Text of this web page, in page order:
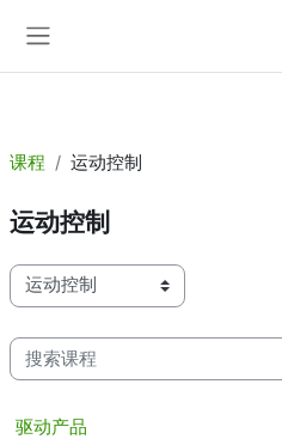
跳到主要内容
课程 运动控制
运动控制
课程类别
搜索课程
驱动产品